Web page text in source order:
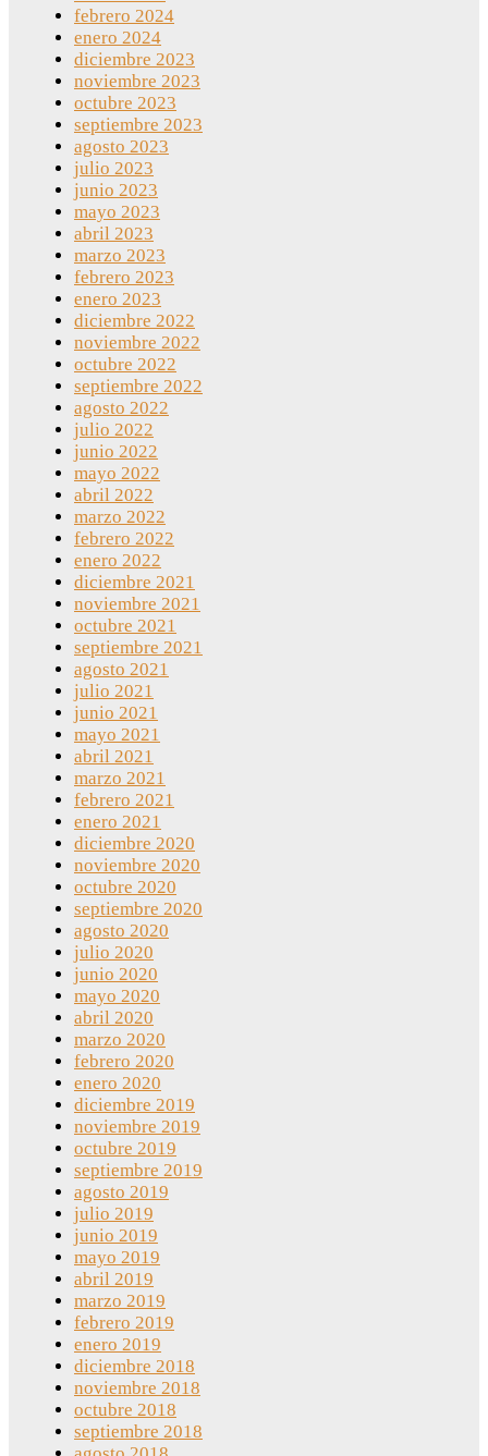
febrero 2024
enero 2024
diciembre 2023
noviembre 2023
octubre 2023
septiembre 2023
agosto 2023
julio 2023
junio 2023
mayo 2023
abril 2023
marzo 2023
febrero 2023
enero 2023
diciembre 2022
noviembre 2022
octubre 2022
septiembre 2022
agosto 2022
julio 2022
junio 2022
mayo 2022
abril 2022
marzo 2022
febrero 2022
enero 2022
diciembre 2021
noviembre 2021
octubre 2021
septiembre 2021
agosto 2021
julio 2021
junio 2021
mayo 2021
abril 2021
marzo 2021
febrero 2021
enero 2021
diciembre 2020
noviembre 2020
octubre 2020
septiembre 2020
agosto 2020
julio 2020
junio 2020
mayo 2020
abril 2020
marzo 2020
febrero 2020
enero 2020
diciembre 2019
noviembre 2019
octubre 2019
septiembre 2019
agosto 2019
julio 2019
junio 2019
mayo 2019
abril 2019
marzo 2019
febrero 2019
enero 2019
diciembre 2018
noviembre 2018
octubre 2018
septiembre 2018